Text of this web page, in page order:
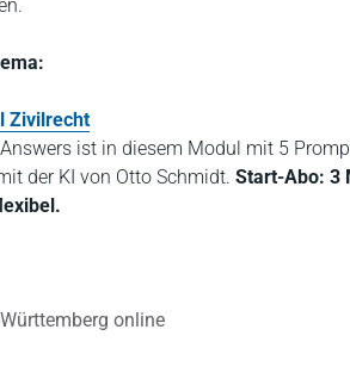
Zivilrecht
ist in diesem Modul mit 5
der KI von Otto Schmidt. Start-Abo: 3
online